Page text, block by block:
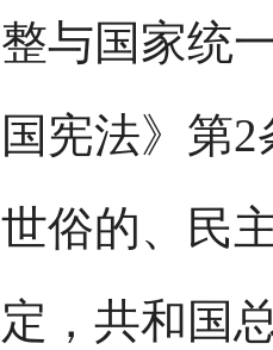
整与国家统
国宪法》第
世俗的、民
定，共和国